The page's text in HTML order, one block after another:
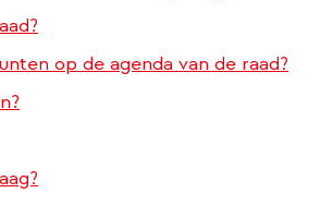
op de agenda van de raad?